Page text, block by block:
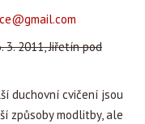
3. 2011, Jiřetín pod
duchovní cvičení jsou
způsoby modlitby, ale